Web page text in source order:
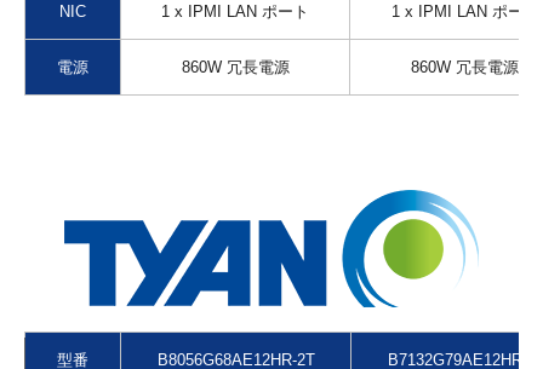
NIC 1 x IPMI LAN ポート 1 x IPMI LAN ポート
電源 860W 冗長電源 860W 冗長電源
左右にスクロールしてご覧ください
左右にスワイプしてご覧ください
型番 B8056G68AE12HR-2T B7132G79AE12HR-